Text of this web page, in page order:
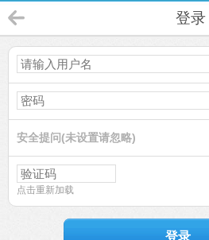
登录
安全提问(未设置请忽略)
点击重新加载
登录